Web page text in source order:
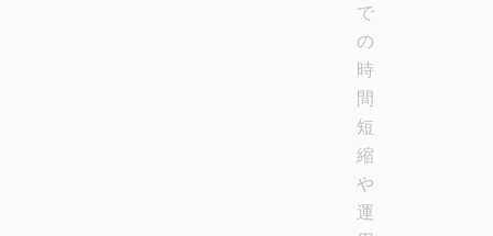
で
の
時
間
短
縮
や
運